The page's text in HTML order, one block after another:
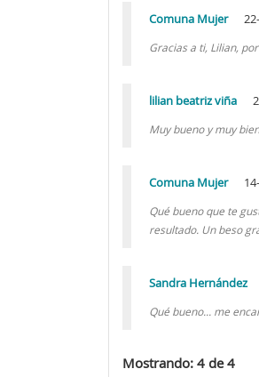
Comuna Mujer
Gracias a ti, Lilian,
lilian beatriz viña
Muy bueno y muy
Comuna Mujer
Qué bueno que te
resultado. Un beso
Sandra Hernández
Qué bueno... me
Mostrando: 4 de 4